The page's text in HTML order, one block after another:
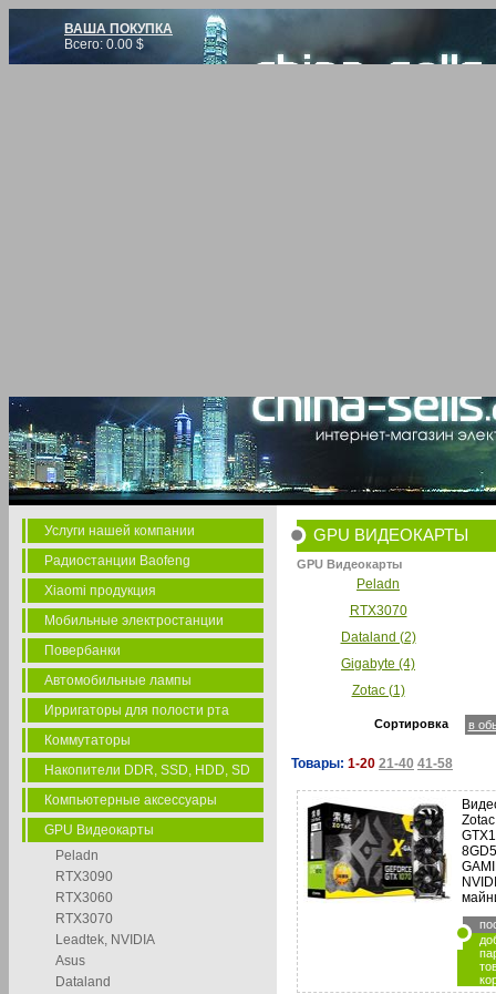
ВАША ПОКУПКА
Всего: 0.00 $
Услуги нашей компании
Радиостанции Baofeng
Xiaomi продукция
Мобильные электростанции
Повербанки
Автомобильные лампы
Ирригаторы для полости рта
Коммутаторы
Накопители DDR, SSD, HDD, SD
Компьютерные аксессуары
GPU Видеокарты
Peladn
RTX3090
RTX3060
RTX3070
Leadtek, NVIDIA
Asus
Dataland
GPU ВИДЕОКАРТЫ
GPU Видеокарты
Peladn
RTX3070
Dataland (2)
Gigabyte (4)
Zotac (1)
Сортировка в
Товары: 1-20 21-40 41-58